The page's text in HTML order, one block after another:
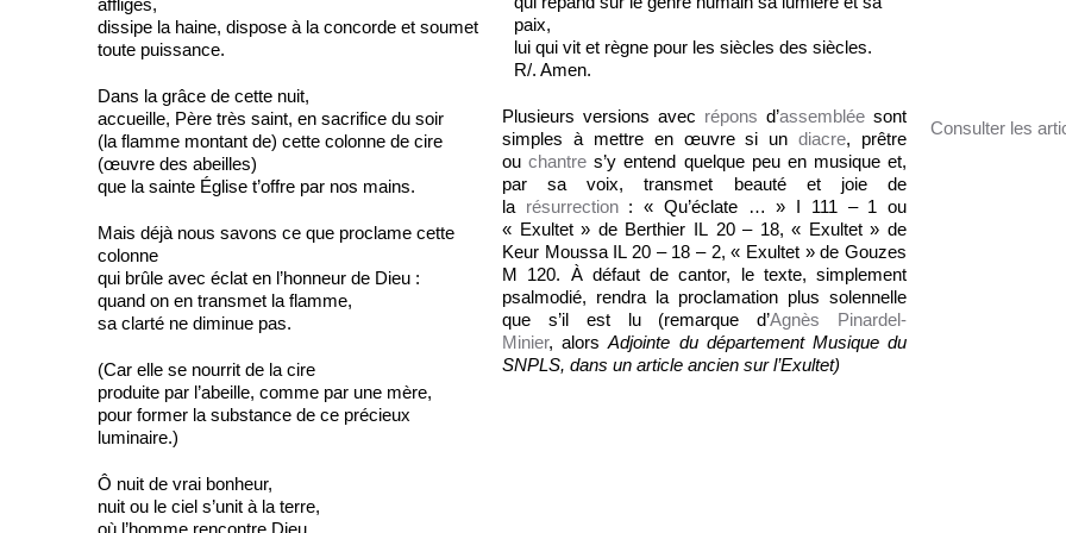
affligés,
dissipe la haine, dispose à la concorde et soumet
toute puissance.
Dans la grâce de cette nuit,
accueille, Père très saint, en sacrifice du soir
(la flamme montant de) cette colonne de cire
(œuvre des abeilles)
que la sainte Église t’offre par nos mains.
Mais déjà nous savons ce que proclame cette
colonne
qui brûle avec éclat en l’honneur de Dieu :
quand on en transmet la flamme,
sa clarté ne diminue pas.
(Car elle se nourrit de la cire
produite par l’abeille, comme par une mère,
pour former la substance de ce précieux
luminaire.)
Ô nuit de vrai bonheur,
nuit ou le ciel s’unit à la terre,
où l’homme rencontre Dieu.
paix,
lui qui vit et règne pour les siècles des siècles.
R/. Amen.
Plusieurs versions avec répons d’assemblée sont
simples à mettre en œuvre si undiacre, prêtre
ouchantre s’y entend quelque peu en musique et,
par sa voix, transmet beauté et joie de
la résurrection: « Qu’éclate … » I 111 – 1 ou
« Exultet » de Berthier IL 20 – 18, « Exultet » de
Keur Moussa IL 20 – 18 – 2, « Exultet » de Gouzes
M 120. À défaut de cantor, le texte, simplement
psalmodié, rendra la proclamation plus solennelle
que s’il est lu (remarque d’Agnès Pinardel-
Minier,alors Adjointe du département Musique du
SNPLS, dans un article ancien sur l’Exultet)
Consulter les